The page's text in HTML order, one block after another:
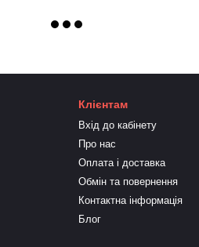
Клієнтам
Вхід до кабінету
Про нас
Оплата і доставка
Обмін та повернення
Контактна інформація
Блог